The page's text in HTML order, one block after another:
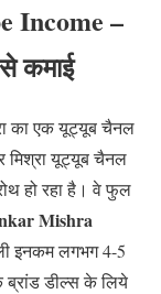
Income –
कमाई
का एक यूट्यूब चैनल
यूट्यूब चैनल
हो रहा है। वे फुल
Mishra
इनकम लगभग 4-5
डील्स के लिये